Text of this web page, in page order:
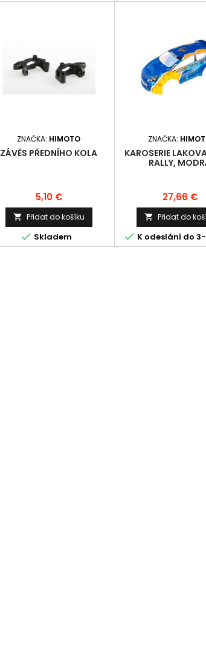
ZNAČKA: HIMOTO
ZÁVĚS PŘEDNÍHO KOLA
Cena
5,10 €
 Přidat do košíku
 Skladem
ZNAČKA:
KAROSERIE
RALLY,
Cena
27,66 €
 Přidat do
 K odeslání do